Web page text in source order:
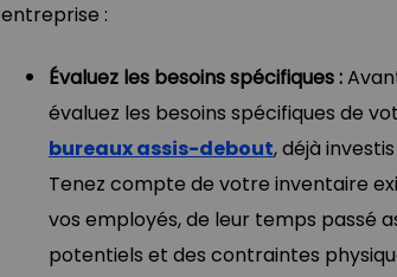
entreprise :
Évaluez les besoins spécifiques :
évaluez les besoins spécifiques de
bureaux assis-debout, déjà
Tenez compte de votre inventaire
vos employés, de leur temps passé
potentiels et des contraintes